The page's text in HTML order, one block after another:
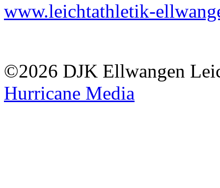
www.leichtathletik-
©2026 DJK Ellwangen
Hurricane Media